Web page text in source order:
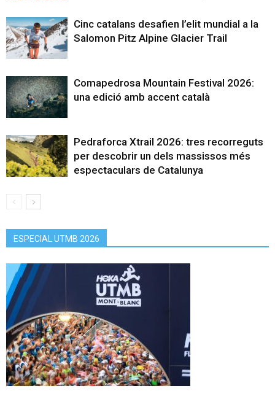
Cinc catalans desafien l’elit mundial a la
Salomon Pitz Alpine Glacier Trail
Comapedrosa Mountain Festival 2026:
una edició amb accent català
Pedraforca Xtrail 2026: tres recorreguts
per descobrir un dels massissos més
espectaculars de Catalunya
ESPECIAL UTMB 2026